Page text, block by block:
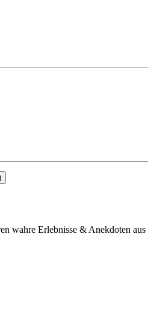
wahre Erlebnisse & Anekdoten